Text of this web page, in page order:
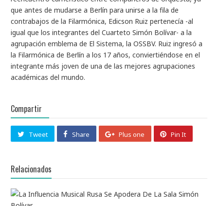
que antes de mudarse a Berlín para unirse a la fila de
contrabajos de la Filarmónica, Edicson Ruiz pertenecía -al
igual que los integrantes del Cuarteto Simón Bolívar- a la
agrupación emblema de El Sistema, la OSSBV. Ruiz ingresó a
la Filarmónica de Berlín a los 17 años, conviertiéndose en el
integrante más joven de una de las mejores agrupaciones
académicas del mundo.
Compartir
Tweet Share Plus one Pin It
Relacionados